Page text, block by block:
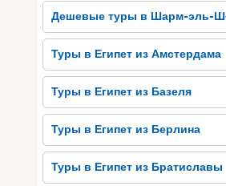
интересных
Древний Город Луксор,
берегу реки Нил. Здесь можно
сохранившиеся из древнего
место, которое следует
Здесь можно увидеть
эпоху. Недалеко находится
Дешевые туры в Шарм-эль-
Туры в Египет из Амстердама
Туры в Египет из Базеля
Туры в Египет из Берлина
Туры в Египет из Братиславы